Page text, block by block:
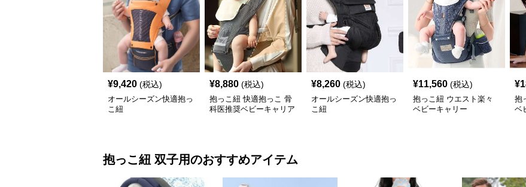
¥9,420 (税込)
オールシーズン快適抱っ
こ紐
¥8,880 (税込)
抱っこ紐 快適抱っこ 骨
科医推奨ベビーキャリア
¥8,260 (税込)
オールシーズン快適抱っ
こ紐
¥11,560 (税込)
抱っこ紐 ウエスト楽々
ベビーキャリー
¥
抱
ベ
抱っこ紐 双子用のおすすめアイテム